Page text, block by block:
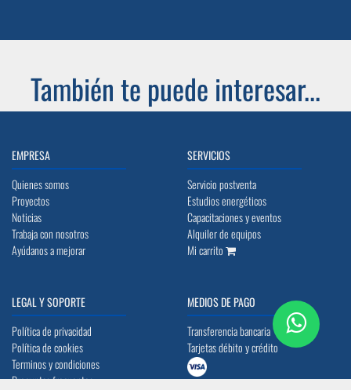
También te puede interesar...
EMPRESA
Quienes somos
Proyectos
Noticias
Trabaja con nosotros
Ayúdanos a mejorar
SERVICIOS
Servicio postventa
Estudios energéticos
Capacitaciones y eventos
Alquiler de equipos
Mi carrito
LEGAL Y SOPORTE
Política de privacidad
Política de cookies
Terminos y condiciones
Preguntas frecuentes
MEDIOS DE PAGO
Transferencia bancaria
Tarjetas débito y crédito